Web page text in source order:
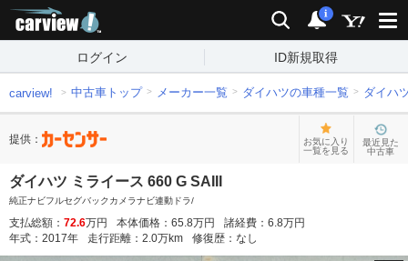
検索 通知
i
ログイン ID新規取得
carview! 中古車トップ メーカー一覧 ダイハツの車種一覧 ダイハ
提供：
お気に入り
一覧を見る
最近見た
中古車
ダイハツ ミライース 660 G SAIII
純正ナビフルセグバックカメラナビ連動ドラ/
支払総額： 72.6万円 本体価格： 65.8万円 諸経費： 6.8万円
年式： 2017年 走行距離： 2.0万km 修復歴： なし